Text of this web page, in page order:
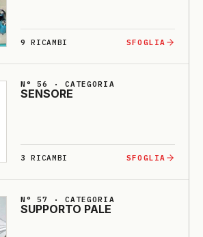
9 RICAMBI SFOGLIA
N° 56 · CATEGORIA
SENSO­RE
3 RICAMBI SFOGLIA
N° 57 · CATEGORIA
SUPPORTO PA­LE